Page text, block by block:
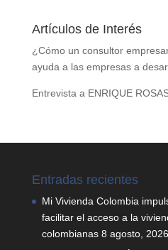
Artículos de Interés
¿Cómo un consultor
ayuda a las empresas a
Entrevista a ENRIQUE
Entradas recientes
Mi Vivienda Colombia
facilitar el acceso a la
colombianas 8 agosto, 2026